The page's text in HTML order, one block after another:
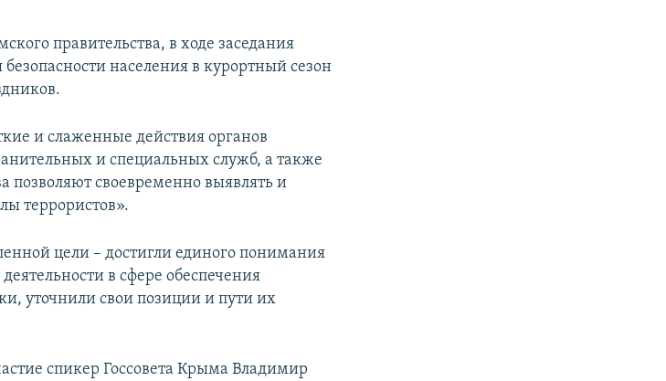
правительства, в ходе заседания
населения в курортный сезон
и слаженные действия органов
и специальных служб, а также
позволяют своевременно выявлять и
террористов».
цели – достигли единого понимания
в сфере обеспечения
уточнили свои позиции и пути их
спикер Госсовета Крыма Владимир